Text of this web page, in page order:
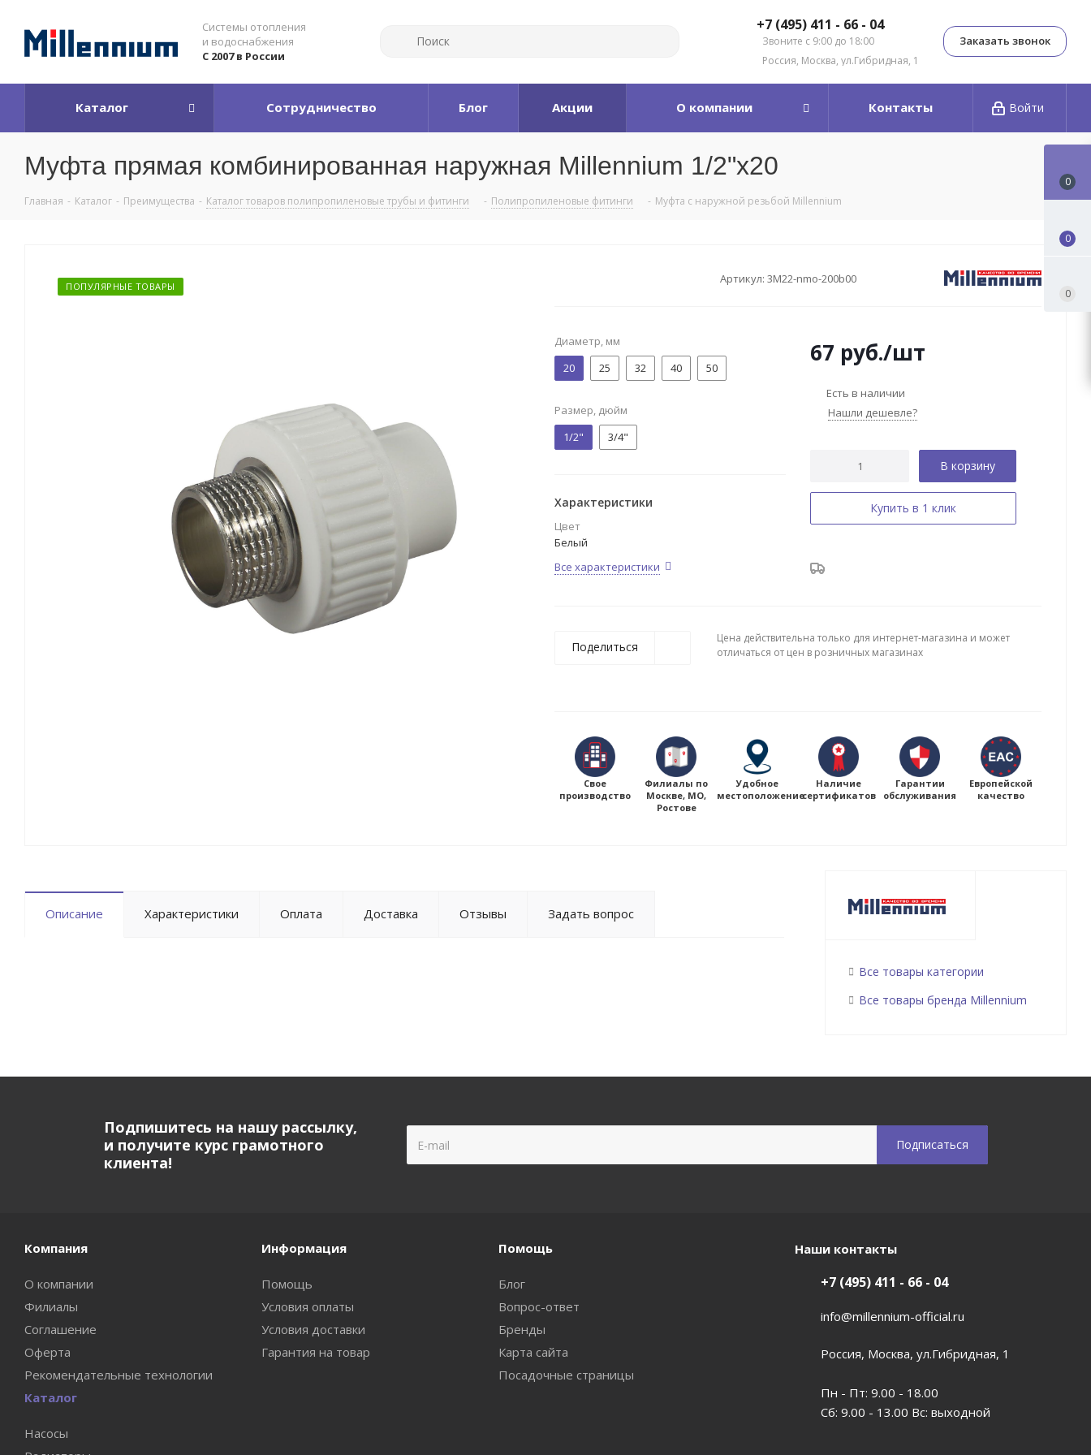
Системы отопления
и водоснабжения
С 2007 в России
+7 (495) 411 - 66 - 04
Звоните с 9:00 до 18:00
Россия, Москва, ул.Гибридная, 1
Заказать звонок
Войти
Каталог Сотрудничество Блог Акции О компании Контакты
Муфта прямая комбинированная наружная Millennium 1/2"x20
Главная - Каталог - Преимущества - Каталог товаров полипропиленовые трубы и фитинги - Полипропиленовые фитинги - Муфта с наружной резьбой Millennium
ПОПУЛЯРНЫЕ ТОВАРЫ
Артикул: 3M22-nmo-200b00
Диаметр, мм
20
25 32 40 50
Размер, дюйм
1/2"
3/4"
Характеристики
Цвет
Белый
Все характеристики
67 руб./шт
Есть в наличии
Нашли дешевле?
В корзину
Купить в 1 клик
Поделиться
Цена действительна только для интернет-магазина и может
отличаться от цен в розничных магазинах
Свое
производство
Филиалы по
Москве, МО,
Ростове
Удобное
местоположение
Наличие
сертификатов
Гарантии
обслуживания
Европейской
качество
Описание Характеристики Оплата Доставка Отзывы Задать вопрос
Все товары категории
Все товары бренда Millennium
Подпишитесь на нашу рассылку,
и получите курс грамотного
клиента!
Компания
О компании
Филиалы
Соглашение
Оферта
Рекомендательные технологии
Информация
Помощь
Условия оплаты
Условия доставки
Гарантия на товар
Помощь
Блог
Вопрос-ответ
Бренды
Карта сайта
Посадочные страницы
Каталог
Насосы
Наши контакты
+7 (495) 411 - 66 - 04
info@millennium-official.ru
Россия, Москва, ул.Гибридная, 1
Пн - Пт: 9.00 - 18.00
Сб: 9.00 - 13.00 Вс: выходной
0
0
0